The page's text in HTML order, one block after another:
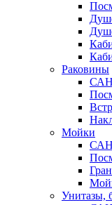
Раковины
Мойки
Унитазы,